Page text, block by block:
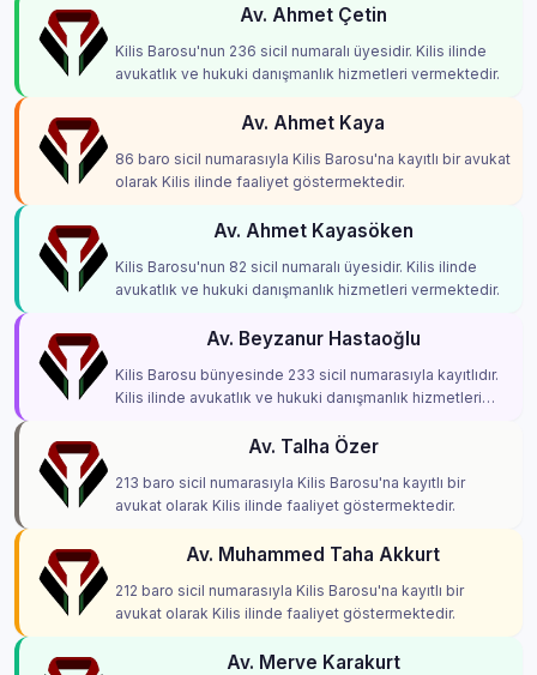
Av. Ahmet Çetin
Kilis Barosu'nun 236 sicil numaralı üyesidir. Kilis ilinde
avukatlık ve hukuki danışmanlık hizmetleri vermektedir.
Av. Ahmet Kaya
86 baro sicil numarasıyla Kilis Barosu'na kayıtlı bir avukat
olarak Kilis ilinde faaliyet göstermektedir.
Av. Ahmet Kayasöken
Kilis Barosu'nun 82 sicil numaralı üyesidir. Kilis ilinde
avukatlık ve hukuki danışmanlık hizmetleri vermektedir.
Av. Beyzanur Hastaoğlu
Kilis Barosu bünyesinde 233 sicil numarasıyla kayıtlıdır.
Kilis ilinde avukatlık ve hukuki danışmanlık hizmetleri
Av. Talha Özer
213 baro sicil numarasıyla Kilis Barosu'na kayıtlı bir
avukat olarak Kilis ilinde faaliyet göstermektedir.
Av. Muhammed Taha Akkurt
212 baro sicil numarasıyla Kilis Barosu'na kayıtlı bir
avukat olarak Kilis ilinde faaliyet göstermektedir.
Av. Merve Karakurt